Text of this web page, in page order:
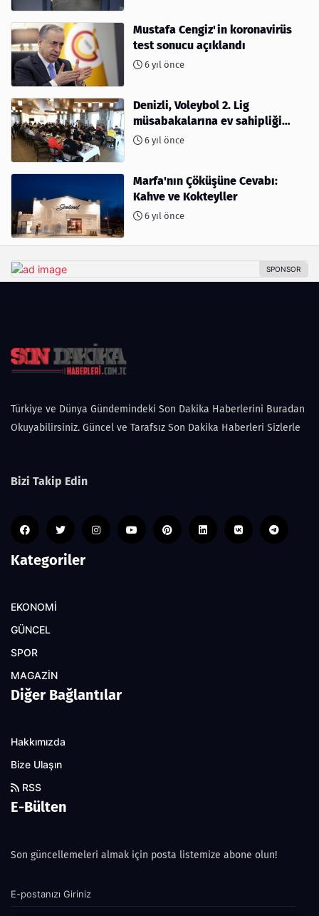
Mustafa Cengiz'in koronavirüs
test sonucu açıklandı
6 yıl önce
Denizli, Voleybol 2. Lig
müsabakalarına ev sahipliği
yapıyor
6 yıl önce
Marfa'nın Çöküşüne Cevabı:
Kahve ve Kokteyller
6 yıl önce
Türkiye ve Dünya Gündemindeki Son Dakika Haberlerini Buradan
Okuyabilirsiniz. Güncel ve Tarafsız Son Dakika Haberleri Sizlerle
Bizi Takip Edin
Kategoriler
EKONOMİ
GÜNCEL
SPOR
MAGAZİN
Diğer Bağlantılar
Hakkımızda
Bize Ulaşın
RSS
E-Bülten
Son güncellemeleri almak için posta listemize abone olun!